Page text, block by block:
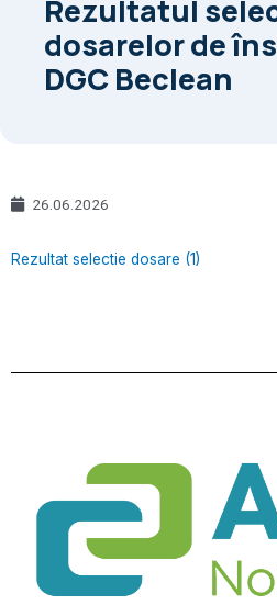
Rezultatul
dosarelor de
DGC Beclean
26.06.2026
Rezultat selectie dosare (1)